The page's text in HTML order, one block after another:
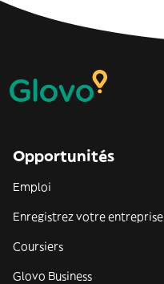
Opportunités
Emploi
Enregistrez votre entreprise
Coursiers
Glovo Business